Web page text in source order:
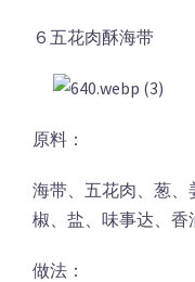
６五花肉酥海带
原料：
海带、五花肉、葱
椒、盐、味事达、香
做法：